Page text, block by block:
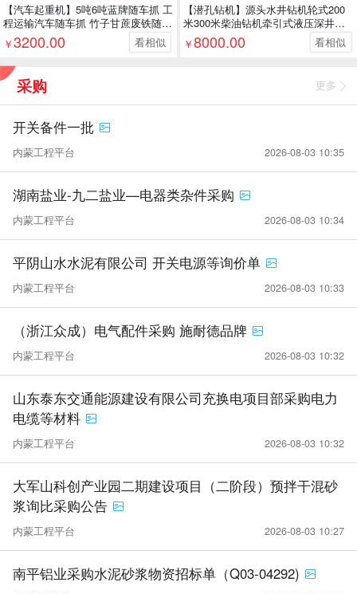
【汽车起重机】5吨6吨蓝牌随车抓 工
程运输汽车随车抓 竹子甘蔗废铁随车
抓木机
￥3200.00 看相似
【潜孔钻机】源头水井钻机轮式200
米300米柴油钻机牵引式液压深井钻
探机销售
￥8000.00 看相似
采购 更多
开关备件一批
内蒙工程平台 2026-08-03 10:35
湖南盐业-九二盐业—电器类杂件采购
内蒙工程平台 2026-08-03 10:34
平阴山水水泥有限公司 开关电源等询价单
内蒙工程平台 2026-08-03 10:33
（浙江众成）电气配件采购 施耐德品牌
内蒙工程平台 2026-08-03 10:32
山东泰东交通能源建设有限公司充换电项目部采购电力
电缆等材料
内蒙工程平台 2026-08-03 10:32
大军山科创产业园二期建设项目（二阶段）预拌干混砂
浆询比采购公告
内蒙工程平台 2026-08-03 10:27
南平铝业采购水泥砂浆物资招标单（Q03-04292)